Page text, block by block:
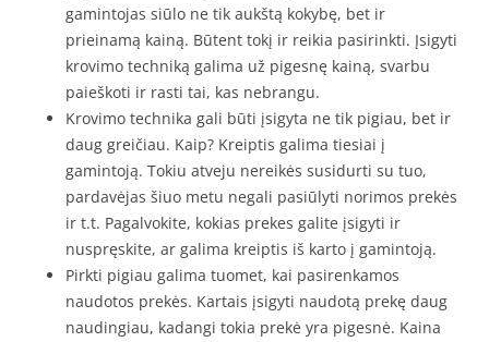
gamintojas siūlo ne tik aukštą kokybę, bet ir
prieinamą kainą. Būtent tokį ir reikia pasirinkti. Įsigyti
krovimo techniką galima už pigesnę kainą, svarbu
paieškoti ir rasti tai, kas nebrangu.
Krovimo technika gali būti įsigyta ne tik pigiau, bet ir
daug greičiau. Kaip? Kreiptis galima tiesiai į
gamintoją. Tokiu atveju nereikės susidurti su tuo,
pardavėjas šiuo metu negali pasiūlyti norimos prekės
ir t.t. Pagalvokite, kokias prekes galite įsigyti ir
nuspręskite, ar galima kreiptis iš karto į gamintoją.
Pirkti pigiau galima tuomet, kai pasirenkamos
naudotos prekės. Kartais įsigyti naudotą prekę daug
naudingiau, kadangi tokia prekė yra pigesnė. Kaina